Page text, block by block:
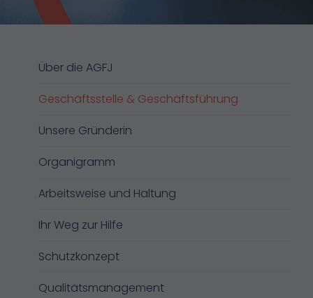
Über die AGFJ
Geschäftsstelle & Geschäftsführung
Unsere Gründerin
Organigramm
Arbeitsweise und Haltung
Ihr Weg zur Hilfe
Schutzkonzept
Qualitätsmanagement